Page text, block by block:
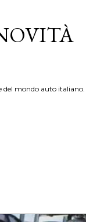
del mondo auto italiano.